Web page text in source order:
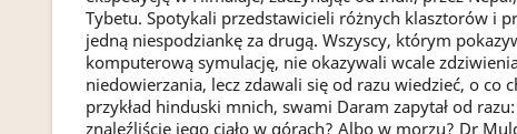
Tybetu. Spotykali przedstawicieli różnych klasztorów i
jedną niespodziankę za drugą. Wszyscy, którym
komputerową symulację, nie okazywali wcale
niedowierzania, lecz zdawali się od razu wiedzieć, o co
przykład hinduski mnich, swami Daram zapytał od razu:
znaleźliście jego ciało w górach? Albo w morzu? Dr